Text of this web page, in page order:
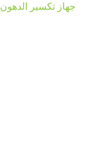
جهاز تكسير الدهون